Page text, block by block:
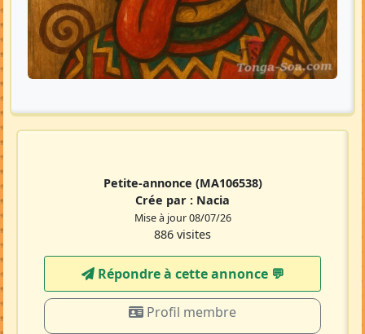
Petite-annonce (MA106538)
Crée par : Nacia
Mise à jour 08/07/26
886 visites
Répondre à cette annonce 💬​
Profil membre